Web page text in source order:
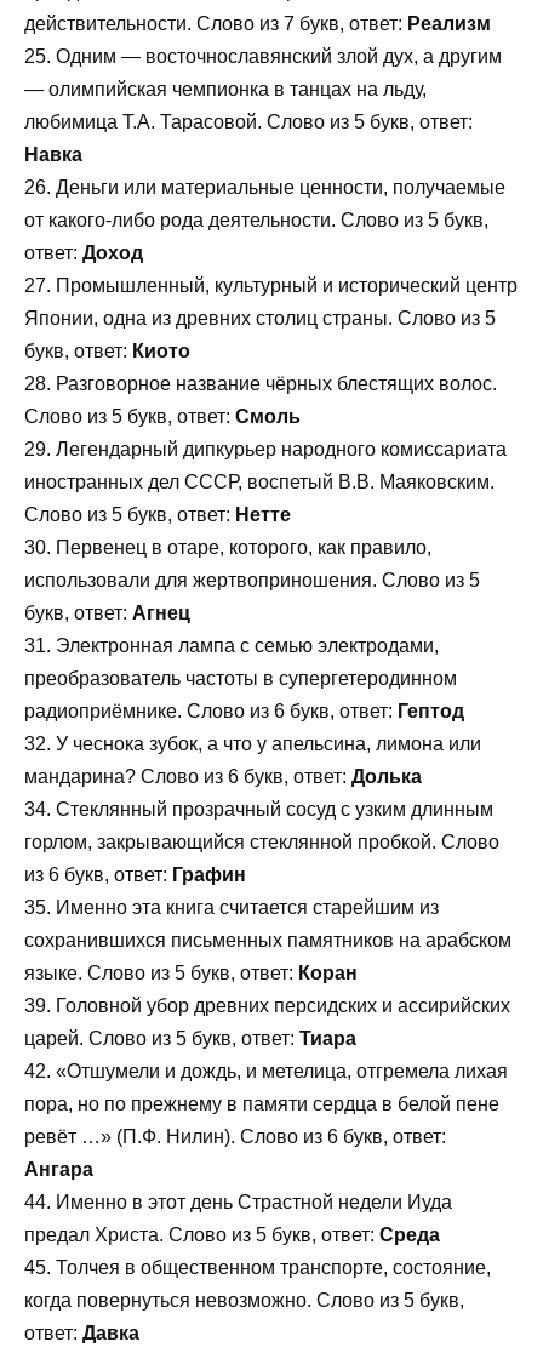
действительности. Слово из 7 букв, ответ: Реализм
25. Одним — восточнославянский злой дух, а другим
— олимпийская чемпионка в танцах на льду,
любимица Т.А. Тарасовой. Слово из 5 букв, ответ:
Навка
26. Деньги или материальные ценности, получаемые
от какого-либо рода деятельности. Слово из 5 букв,
ответ: Доход
27. Промышленный, культурный и исторический центр
Японии, одна из древних столиц страны. Слово из 5
букв, ответ: Киото
28. Разговорное название чёрных блестящих волос.
Слово из 5 букв, ответ: Смоль
29. Легендарный дипкурьер народного комиссариата
иностранных дел СССР, воспетый В.В. Маяковским.
Слово из 5 букв, ответ: Нетте
30. Первенец в отаре, которого, как правило,
использовали для жертвоприношения. Слово из 5
букв, ответ: Агнец
31. Электронная лампа с семью электродами,
преобразователь частоты в супергетеродинном
радиоприёмнике. Слово из 6 букв, ответ: Гептод
32. У чеснока зубок, а что у апельсина, лимона или
мандарина? Слово из 6 букв, ответ: Долька
34. Стеклянный прозрачный сосуд с узким длинным
горлом, закрывающийся стеклянной пробкой. Слово
из 6 букв, ответ: Графин
35. Именно эта книга считается старейшим из
сохранившихся письменных памятников на арабском
языке. Слово из 5 букв, ответ: Коран
39. Головной убор древних персидских и ассирийских
царей. Слово из 5 букв, ответ: Тиара
42. «Отшумели и дождь, и метелица, отгремела лихая
пора, но по прежнему в памяти сердца в белой пене
ревёт …» (П.Ф. Нилин). Слово из 6 букв, ответ:
Ангара
44. Именно в этот день Страстной недели Иуда
предал Христа. Слово из 5 букв, ответ: Среда
45. Толчея в общественном транспорте, состояние,
когда повернуться невозможно. Слово из 5 букв,
ответ: Давка